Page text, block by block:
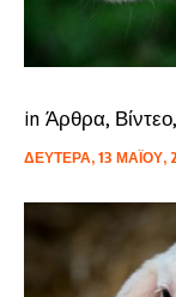
in Άρθρα, Βίντεο,
ΔΕΥΤΈΡΑ, 13 ΜΑΪ́ΟΥ,